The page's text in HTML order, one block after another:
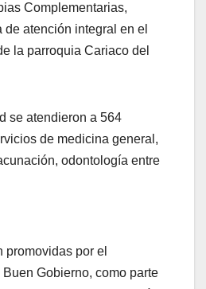
Complementarias,
atención integral en el
la parroquia Cariaco del
se atendieron a 564
de medicina general,
odontología entre
promovidas por el
Gobierno, como parte